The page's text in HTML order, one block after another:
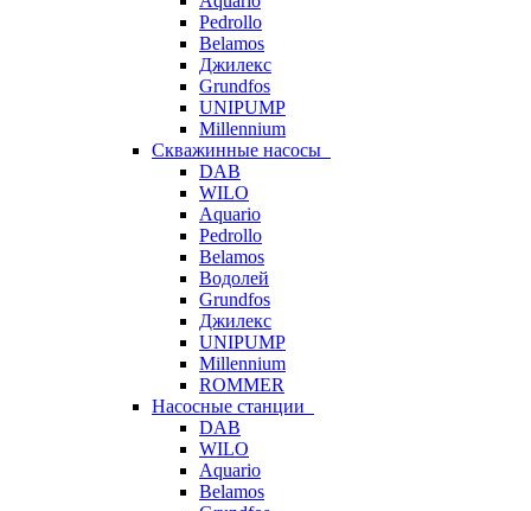
Pedrollo
Belamos
Джилекс
Grundfos
UNIPUMP
Millennium
Скважинные насосы
DAB
WILO
Aquario
Pedrollo
Belamos
Водолей
Grundfos
Джилекс
UNIPUMP
Millennium
ROMMER
Насосные станции
DAB
WILO
Aquario
Belamos